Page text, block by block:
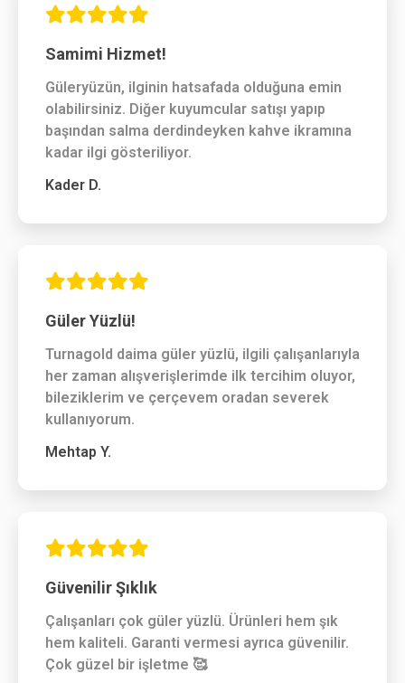
Samimi Hizmet!
Güleryüzün, ilginin hatsafada olduğuna emin
olabilirsiniz. Diğer kuyumcular satışı yapıp
başından salma derdindeyken kahve ikramına
kadar ilgi gösteriliyor.
Kader D.
Güler Yüzlü!
Turnagold daima güler yüzlü, ilgili çalışanlarıyla
her zaman alışverişlerimde ilk tercihim oluyor,
bileziklerim ve çerçevem oradan severek
kullanıyorum.
Mehtap Y.
Güvenilir Şıklık
Çalışanları çok güler yüzlü. Ürünleri hem şık
hem kaliteli. Garanti vermesi ayrıca güvenilir.
Çok güzel bir işletme 🥰